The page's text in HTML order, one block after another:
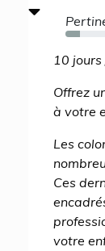
25%
10
Offrez
à votre
Les
Ces
votre